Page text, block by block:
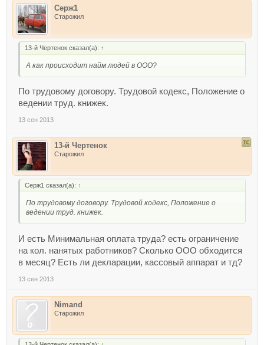
Серж1
Старожил
13-й Чертенок сказал(а): ↑
А как происходит найм людей в ООО?
По трудовому договору. Трудовой кодекс, Положение о
ведении труд. книжек.
13 сен 2013
13-й Чертенок
Старожил
Серж1 сказал(а): ↑
По трудовому договору. Трудовой кодекс, Положение о
ведении труд. книжек.
И есть Минимальная оплата труда? есть ограничение
на кол. нанятых работников? Сколько ООО обходится
в месяц? Есть ли декларации, кассовый аппарат и тд?
13 сен 2013
Nimand
Старожил